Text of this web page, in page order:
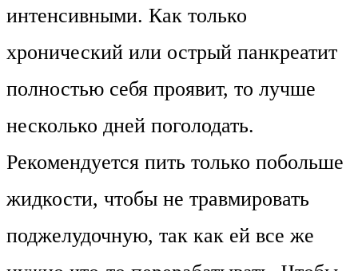
интенсивными. Как только
хронический или острый панкреатит
полностью себя проявит, то лучше
несколько дней поголодать.
Рекомендуется пить только побольше
жидкости, чтобы не травмировать
поджелудочную, так как ей все же